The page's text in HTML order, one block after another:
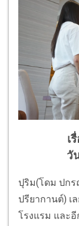
เ
วั
ปุริม(โดม ปกร
ปรียากานต์) เ
โรงแรม และ